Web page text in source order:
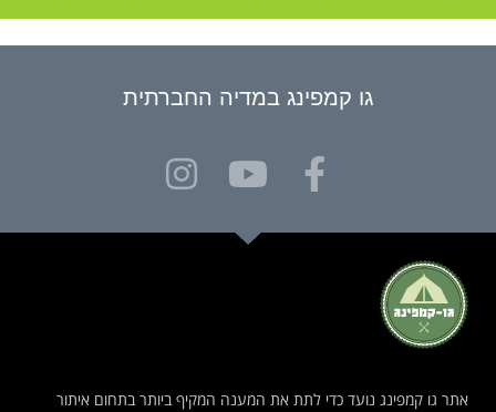
גו קמפינג במדיה החברתית
אתר גו קמפינג נועד כדי לתת את המענה המקיף ביותר בתחום איתור